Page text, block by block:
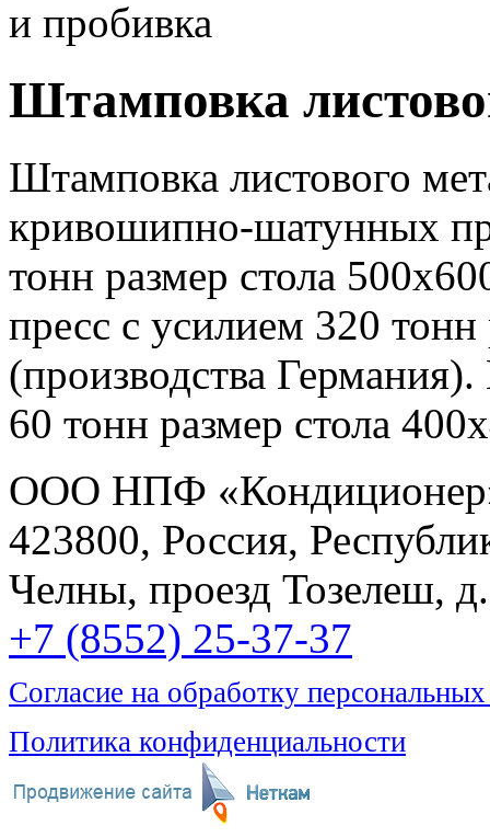
и пробивка
Штамповка
Штамповка листового
кривошипно-шатунных
тонн размер стола
пресс с усилием 320
(производства
60 тонн размер стола
ООО НПФ
423800, Россия,
Челны, проезд Тозелеш,
+7 (8552) 25-37-37
Согласие на обработку
Политика конфиденциальности